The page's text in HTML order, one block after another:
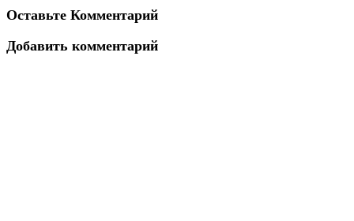
Оставьте Комментарий
Добавить комментарий